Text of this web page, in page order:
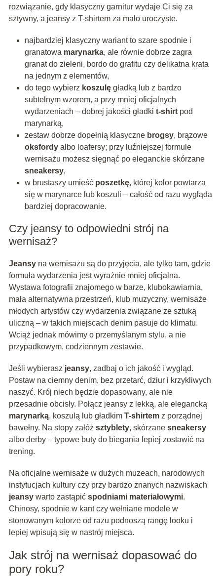
rozwiązanie, gdy klasyczny garnitur wydaje Ci się za
sztywny, a jeansy z T-shirtem za mało uroczyste.
najbardziej klasyczny wariant to szare spodnie i
granatowa marynarka, ale równie dobrze zagra
granat do zieleni, bordo do grafitu czy delikatna krata
na jednym z elementów,
do tego wybierz koszulęgładką lub z bardzo
subtelnym wzorem, a przy mniej oficjalnych
wydarzeniach – dobrej jakości gładki t-shirtpod
marynarką,
zestaw dobrze dopełnią klasyczne brogsy, brązowe
oksfordyalbo loafersy; przy luźniejszej formule
wernisażu możesz sięgnąć po eleganckie skórzane
sneakersy,
w brustaszy umieść poszetkę, której kolor powtarza
się w marynarce lub koszuli – całość od razu wygląda
bardziej dopracowanie.
Czy jeansy to odpowiedni strój na
wernisaż?
Jeansyna wernisażu są do przyjęcia, ale tylko tam, gdzie
formuła wydarzenia jest wyraźnie mniej oficjalna.
Wystawa fotografii znajomego w barze, klubokawiarnia,
mała alternatywna przestrzeń, klub muzyczny, wernisaże
młodych artystów czy wydarzenia związane ze sztuką
uliczną – w takich miejscach denim pasuje do klimatu.
Wciąż jednak mówimy o przemyślanym stylu, a nie
przypadkowym, codziennym zestawie.
Jeśli wybierasz jeansy, zadbaj o ich jakość i wygląd.
Postaw na ciemny denim, bez przetarć, dziur i krzykliwych
naszyć. Krój niech będzie dopasowany, ale nie
przesadnie obcisły. Połącz jeansy z lekką, ale elegancką
marynarką, koszulą lub gładkim T-shirtemz porządnej
bawełny. Na stopy załóż sztyblety, skórzane sneakersy
albo derby – typowe buty do biegania lepiej zostawić na
trening.
Na oficjalne wernisaże w dużych muzeach, narodowych
instytucjach kultury czy przy bardzo znanych nazwiskach
jeansywarto zastąpić spodniami materiałowymi.
Chinosy, spodnie w kant czy wełniane modele w
stonowanym kolorze od razu podnoszą rangę looku i
lepiej wpisują się w nastrój miejsca.
Jak strój na wernisaż dopasować do
pory roku?